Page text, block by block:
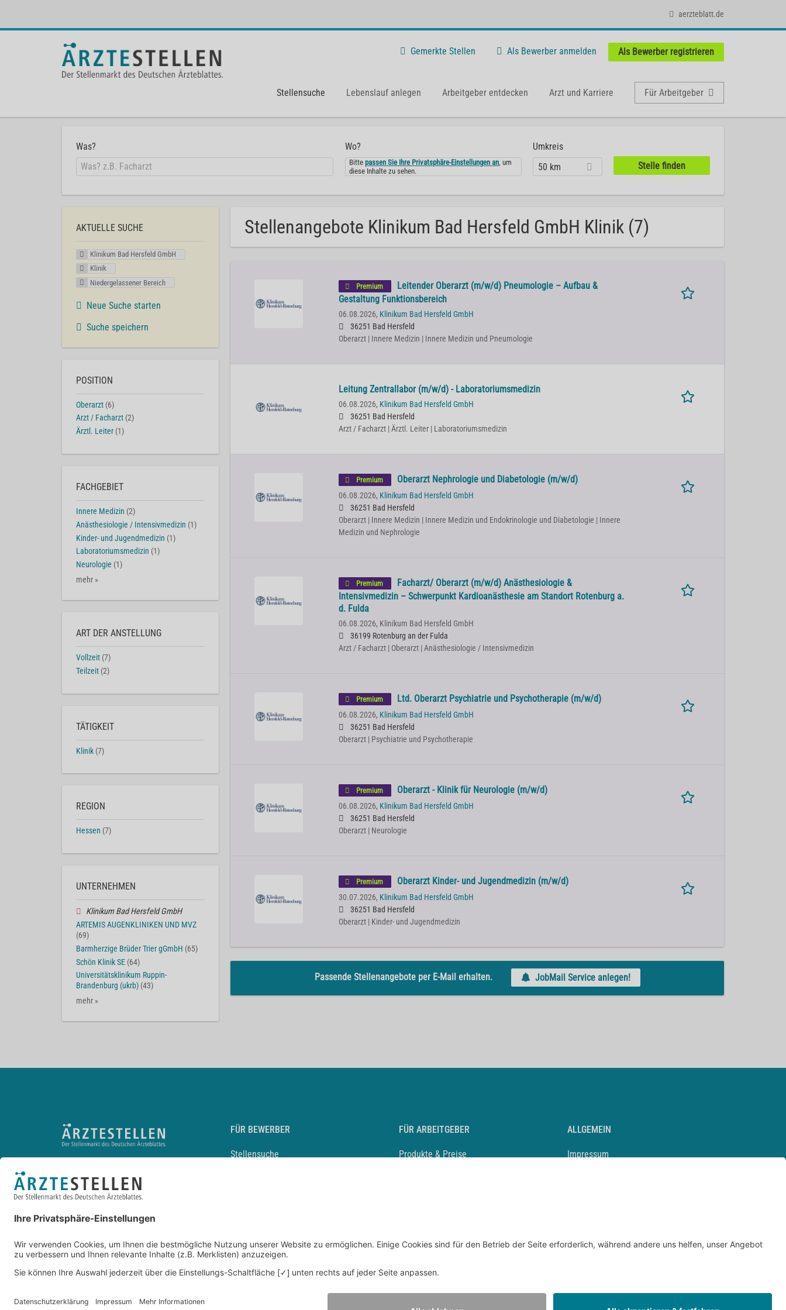
aerzteblatt.de
Gemerkte Stellen Als Bewerber anmelden Als Bewerber registrieren
Stellensuche Lebenslauf anlegen Arbeitgeber entdecken Arzt und Karriere Für Arbeitgeber
Was? Wo?
Bittepassen Sie Ihre Privatsphäre-Einstellungen an, um
diese Inhalte zu sehen.
Umkreis
50 km
Stellenangebote Klinikum Bad Hersfeld GmbH Klinik (7)
Premium
Leitender Oberarzt (m/w/d) Pneumologie – Aufbau &
Gestaltung Funktionsbereich
06.08.2026, Klinikum Bad Hersfeld GmbH
36251 Bad Hersfeld
Oberarzt | Innere Medizin | Innere Medizin und Pneumologie
Leitung Zentrallabor (m/w/d) - Laboratoriumsmedizin
06.08.2026, Klinikum Bad Hersfeld GmbH
36251 Bad Hersfeld
Arzt / Facharzt | Ärztl. Leiter | Laboratoriumsmedizin
Premium Oberarzt Nephrologie und Diabetologie (m/w/d)
06.08.2026, Klinikum Bad Hersfeld GmbH
36251 Bad Hersfeld
Oberarzt | Innere Medizin | Innere Medizin und Endokrinologie und Diabetologie | Innere
Medizin und Nephrologie
Premium
Facharzt/ Oberarzt (m/w/d) Anästhesiologie &
Intensivmedizin – Schwerpunkt Kardioanästhesie am Standort Rotenburg a.
d. Fulda
06.08.2026, Klinikum Bad Hersfeld GmbH
36199 Rotenburg an der Fulda
Arzt / Facharzt | Oberarzt | Anästhesiologie / Intensivmedizin
Premium Ltd. Oberarzt Psychiatrie und Psychotherapie (m/w/d)
06.08.2026, Klinikum Bad Hersfeld GmbH
36251 Bad Hersfeld
Oberarzt | Psychiatrie und Psychotherapie
Premium Oberarzt - Klinik für Neurologie (m/w/d)
06.08.2026, Klinikum Bad Hersfeld GmbH
36251 Bad Hersfeld
Oberarzt | Neurologie
Premium Oberarzt Kinder- und Jugendmedizin (m/w/d)
30.07.2026, Klinikum Bad Hersfeld GmbH
36251 Bad Hersfeld
Oberarzt | Kinder- und Jugendmedizin
Passende Stellenangebote per E-Mail erhalten. JobMail Service anlegen!
AKTUELLE SUCHE
Klinikum Bad Hersfeld GmbH
Klinik
Niedergelassener Bereich
Neue Suche starten
Suche speichern
POSITION
Oberarzt (6)
Arzt / Facharzt (2)
Ärztl. Leiter (1)
FACHGEBIET
Innere Medizin (2)
Anästhesiologie / Intensivmedizin (1)
Kinder- und Jugendmedizin (1)
Laboratoriumsmedizin (1)
Neurologie (1)
mehr »
ART DER ANSTELLUNG
Vollzeit (7)
Teilzeit (2)
TÄTIGKEIT
Klinik (7)
REGION
Hessen (7)
UNTERNEHMEN
Klinikum Bad Hersfeld GmbH
ARTEMIS AUGENKLINIKEN UND MVZ
(69)
Barmherzige Brüder Trier gGmbH (65)
Schön Klinik SE (64)
Universitätsklinikum Ruppin-
Brandenburg (ukrb) (43)
mehr »
FÜR BEWERBER
Stellensuche
Durchsuchen Sie den Stellenkatalog
FÜR ARBEITGEBER
Produkte & Preise
ALLGEMEIN
Impressum